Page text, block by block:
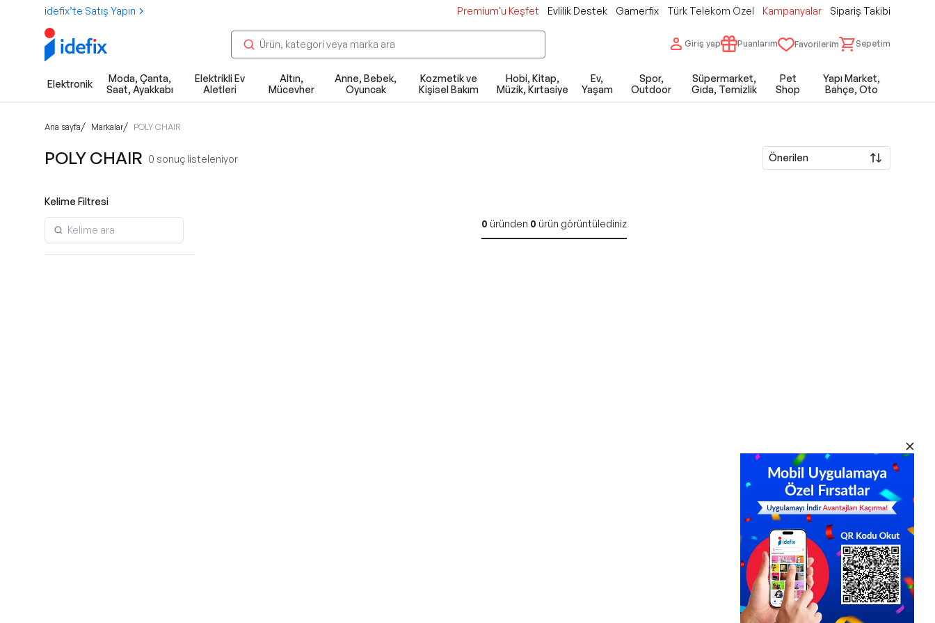
idefix’te Satış Yapın Premium'u Keşfet Evlilik Destek Gamerfix Türk Telekom Özel Kampanyalar Sipariş Takibi
Giriş yap Puanlarım Favorilerim Sepetim
Elektronik
Moda, Çanta,
Saat, Ayakkabı
Elektrikli Ev
Aletleri
Altın,
Mücevher
Anne, Bebek,
Oyuncak
Kozmetik ve
Kişisel Bakım
Hobi, Kitap,
Müzik, Kırtasiye
Ev,
Yaşam
Spor,
Outdoor
Süpermarket,
Gıda, Temizlik
Pet
Shop
Yapı Market,
Bahçe, Oto
Ana sayfa/ Markalar/ POLY CHAIR
POLY CHAIR 0 sonuç listeleniyor Önerilen
Kelime Filtresi
0 üründen 0 ürün görüntülediniz